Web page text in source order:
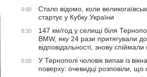
9:00
Стало відомо, коли
стартує у Кубку України
8:30
147 км/год у селищі біля
BMW, яку 24 рази притягували до
відповідальності, знову
8:00
У Тернополі чоловік випав із
поверху: очевидці розповіли, що